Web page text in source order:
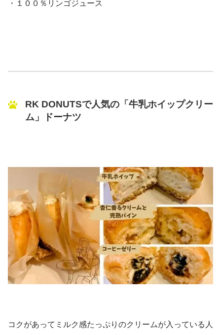
・１００％リンゴジュース
RK DONUTSで人気の「牛乳ホイップクリー
ム」ドーナツ
コクがあってミルク感たっぷりのクリームが入っている人